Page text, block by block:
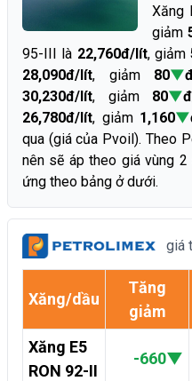
Xăng
giảm
95-III là 22,760đ/lít, giảm
28,090đ/lít, giảm 80▼
30,230đ/lít, giảm 80▼
26,780đ/lít, giảm 1,160▼
qua (giá của Pvoil). Theo
nên sẽ áp theo giá vùng
ứng theo bảng ở dưới.
giá
Xăng/dầu
Tăng
giảm
Xăng E5
RON 92-II
-660▼